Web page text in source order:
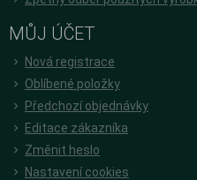
MŮJ ÚČET
Nová registrace
Oblíbené položky
Předchozí objednávky
Editace zákazníka
Změnit heslo
Nastavení cookies